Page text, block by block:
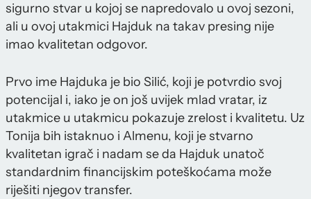
sigurno stvar u kojoj se napredovalo u ovoj sezoni,
ali u ovoj utakmici Hajduk na takav presing nije
imao kvalitetan odgovor.
Prvo ime Hajduka je bio Silić, koji je potvrdio svoj
potencijal i, iako je on još uvijek mlad vratar, iz
utakmice u utakmicu pokazuje zrelost i kvalitetu. Uz
Tonija bih istaknuo i Almenu, koji je stvarno
kvalitetan igrač i nadam se da Hajduk unatoč
standardnim financijskim poteškoćama može
riješiti njegov transfer.